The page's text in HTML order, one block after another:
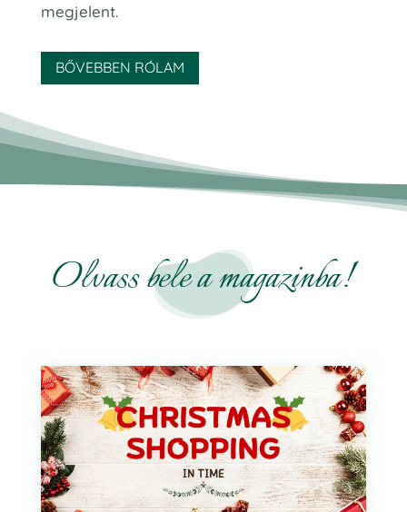
megjelent.
BŐVEBBEN RÓLAM
Olvass bele a magazinba!